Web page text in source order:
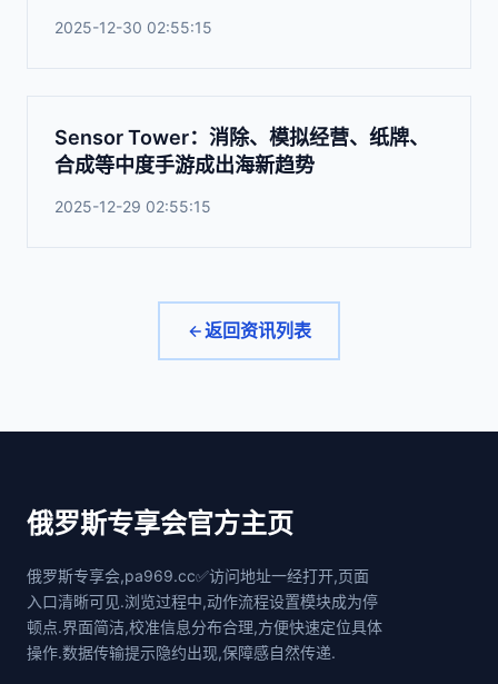
2025-12-30 02:55:15
Sensor Tower：消除、模拟经营、纸牌、
合成等中度手游成出海新趋势
2025-12-29 02:55:15
返回资讯列表
俄罗斯专享会官方主页
俄罗斯专享会,pa969.cc✅访问地址一经打开,页面
入口清晰可见.浏览过程中,动作流程设置模块成为停
顿点.界面简洁,校准信息分布合理,方便快速定位具体
操作.数据传输提示隐约出现,保障感自然传递.